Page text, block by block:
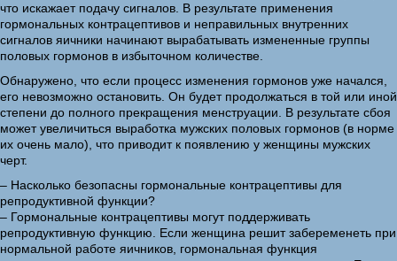
что искажает подачу сигналов. В результате применения
гормональных контрацептивов и неправильных внутренних
сигналов яичники начинают вырабатывать измененные группы
половых гормонов в избыточном количестве.
Обнаружено, что если процесс изменения гормонов уже начался,
его невозможно остановить. Он будет продолжаться в той или иной
степени до полного прекращения менструации. В результате сбоя
может увеличиться выработка мужских половых гормонов (в норме
их очень мало), что приводит к появлению у женщины мужских
черт.
– Насколько безопасны гормональные контрацептивы для
репродуктивной функции?
– Гормональные контрацептивы могут поддерживать
репродуктивную функцию. Если женщина решит забеременеть при
нормальной работе яичников, гормональная функция